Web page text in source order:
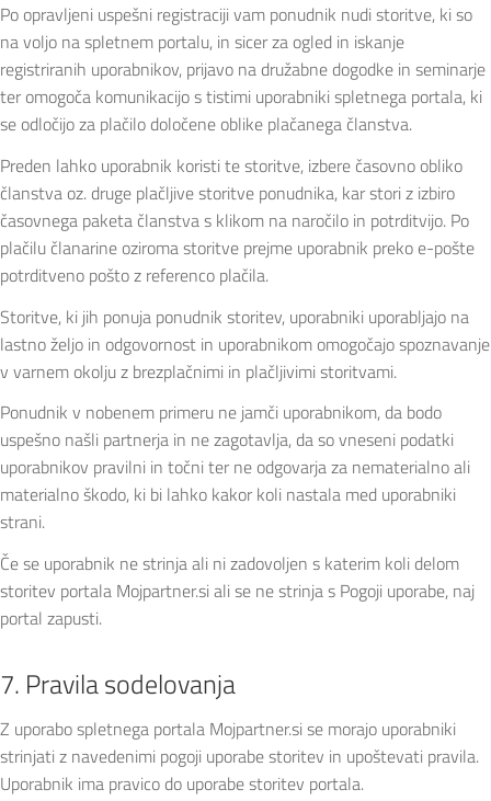
Po opravljeni uspešni registraciji vam ponudnik nudi storitve, ki so
na voljo na spletnem portalu, in sicer za ogled in iskanje
registriranih uporabnikov, prijavo na družabne dogodke in seminarje
ter omogoča komunikacijo s tistimi uporabniki spletnega portala, ki
se odločijo za plačilo določene oblike plačanega članstva.
Preden lahko uporabnik koristi te storitve, izbere časovno obliko
članstva oz. druge plačljive storitve ponudnika, kar stori z izbiro
časovnega paketa članstva s klikom na naročilo in potrditvijo. Po
plačilu članarine oziroma storitve prejme uporabnik preko e-pošte
potrditveno pošto z referenco plačila.
Storitve, ki jih ponuja ponudnik storitev, uporabniki uporabljajo na
lastno željo in odgovornost in uporabnikom omogočajo spoznavanje
v varnem okolju z brezplačnimi in plačljivimi storitvami.
Ponudnik v nobenem primeru ne jamči uporabnikom, da bodo
uspešno našli partnerja in ne zagotavlja, da so vneseni podatki
uporabnikov pravilni in točni ter ne odgovarja za nematerialno ali
materialno škodo, ki bi lahko kakor koli nastala med uporabniki
strani.
Če se uporabnik ne strinja ali ni zadovoljen s katerim koli delom
storitev portala Mojpartner.si ali se ne strinja s Pogoji uporabe, naj
portal zapusti.
7. Pravila sodelovanja
Z uporabo spletnega portala Mojpartner.si se morajo uporabniki
strinjati z navedenimi pogoji uporabe storitev in upoštevati pravila.
Uporabnik ima pravico do uporabe storitev portala.